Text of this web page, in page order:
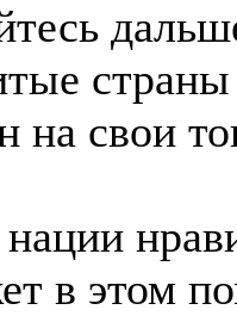
на свои
в этом